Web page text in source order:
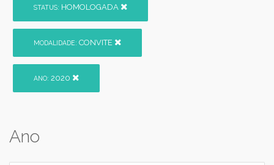
STATUS: HOMOLOGADA
MODALIDADE: CONVITE
ANO: 2020
Ano